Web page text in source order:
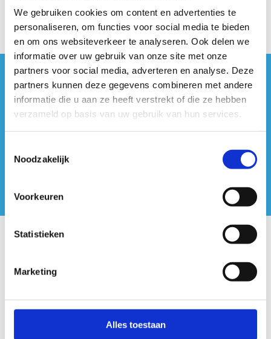
We gebruiken cookies om content en advertenties te
personaliseren, om functies voor social media te bieden
en om ons websiteverkeer te analyseren. Ook delen we
informatie over uw gebruik van onze site met onze
partners voor social media, adverteren en analyse. Deze
partners kunnen deze gegevens combineren met andere
informatie die u aan ze heeft verstrekt of die ze hebben
verzameld op basis van uw gebruik van hun services.
Noodzakelijk
Voorkeuren
Statistieken
Marketing
Alles toestaan
#sportersbelevenmeer
ook op sociale media
Sport Vlaanderen Hoofdzetel
Simon Bolivarlaan 17
Over ons